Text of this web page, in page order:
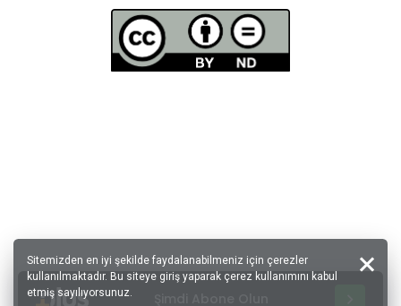
Sitemizden en iyi şekilde faydalanabilmeniz için çerezler
kullanılmaktadır. Bu siteye giriş yaparak çerez kullanımını kabul
etmiş sayılıyorsunuz.